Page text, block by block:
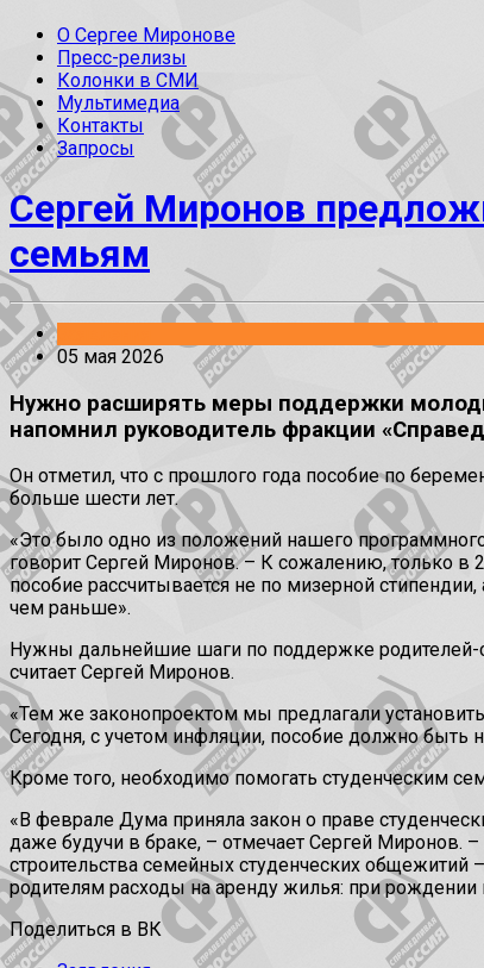
О Сергее Миронове
Пресс-релизы
Колонки в СМИ
Мультимедиа
Контакты
Запросы
Сергей Миронов
семьям
05 мая 2026
Нужно расширять меры поддержки
напомнил руководитель фракции
Он отметил, что с прошлого года пособие по
больше шести лет.
«Это было одно из положений нашего
говорит Сергей Миронов. – К сожалению, только в
пособие рассчитывается не по мизерной
чем раньше».
Нужны дальнейшие шаги по поддержке родителей-
считает Сергей Миронов.
«Тем же законопроектом мы предлагали
Сегодня, с учетом инфляции, пособие должно быть
Кроме того, необходимо помогать студенческим
«В феврале Дума приняла закон о праве
даже будучи в браке, – отмечает Сергей Миронов.
строительства семейных студенческих
родителям расходы на аренду жилья: при рождении
Поделиться в ВК